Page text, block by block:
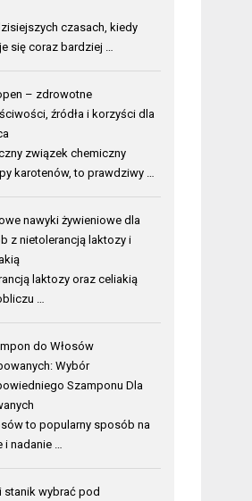
czasach, kiedy
się coraz bardziej …
– zdrowotne
źródła i korzyści dla
związek chemiczny
karotenów, to prawdziwy …
nawyki żywieniowe dla
z nietolerancją laktozy i
laktozy oraz celiakią
…
do Włosów
Wybór
Szamponu Dla
to popularny sposób na
i nadanie …
stanik wybrać pod